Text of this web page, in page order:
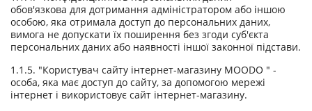
обов'язкова для дотримання адміністратором або іншою
особою, яка отримала доступ до персональних даних,
вимога не допускати їх поширення без згоди суб'єкта
персональних даних або наявності іншої законної підстави.
1.1.5. "Користувач сайту інтернет-магазину MOODO " -
особа, яка має доступ до сайту, за допомогою мережі
інтернет і використовує сайт інтернет-магазину.